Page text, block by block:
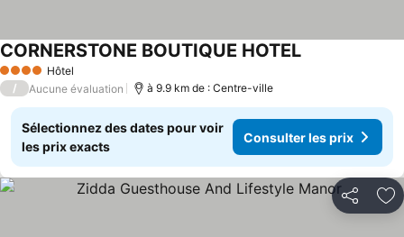
4 Étoiles Hôtel
CORNERSTONE BOUTIQUE HOTEL
/ Aucune évaluation à 9.9 km de : Centre-ville
Sélectionnez des dates pour voir
les prix exacts
Consulter les prix
Partager